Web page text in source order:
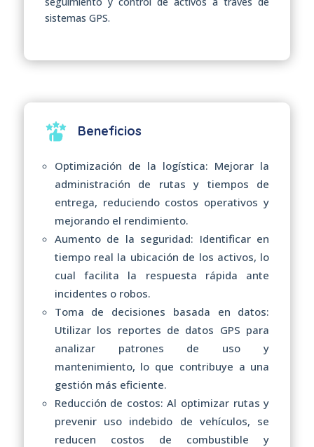
sistemas GPS.
Beneficios
Optimización de la logística: Mejorar la
administración de rutas y tiempos de
entrega, reduciendo costos operativos y
mejorando el rendimiento.
Aumento de la seguridad: Identificar en
tiempo real la ubicación de los activos, lo
cual facilita la respuesta rápida ante
incidentes o robos.
Toma de decisiones basada en datos:
Utilizar los reportes de datos GPS para
analizar patrones de uso y
mantenimiento, lo que contribuye a una
gestión más eficiente.
Reducción de costos: Al optimizar rutas y
prevenir uso indebido de vehículos, se
reducen costos de combustible y